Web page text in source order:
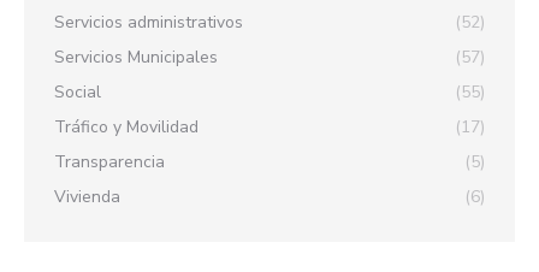
Servicios administrativos
(52)
Servicios Municipales
(57)
Social
(55)
Tráfico y Movilidad
(17)
Transparencia
(5)
Vivienda
(6)